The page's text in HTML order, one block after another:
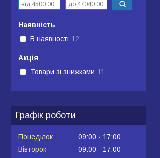
Наявність
В наявності 12
Акція
Товари зі знижками 11
Графік роботи
Понеділок 09:00
17:00
Вівторок
09:00
17:00